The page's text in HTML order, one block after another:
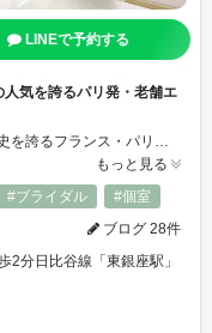
LINEで予約する
人気を誇るパリ発・老舗エ
マリコール GINZA SIX店では、45年以上の歴史を誇るフランス・パリ生まれのエステティック ブランド〈マリコール〉のコスメを贅沢に使用したエステティックを、お受けいただけます。 都会の喧騒を離れ、パリの香り漂う上質なゆったりした個室で本場フランスのエステティックをどうぞご堪能くださいませ。 ※ご予約はお電話、またはLINEにて承ります
もっと見る
#ブライダル
#個室
ブログ 28件
2分日比谷線「東銀座駅」